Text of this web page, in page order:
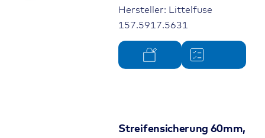
Hersteller: Littelfuse
157.5917.5631
Streifensicherung 60mm,